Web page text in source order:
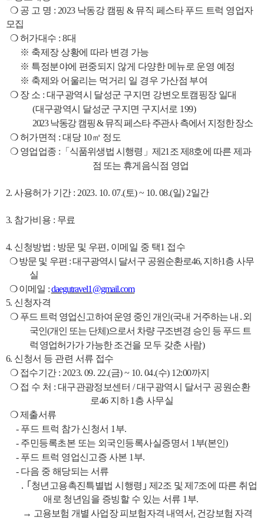
❍ 공 고 명 : 2023 낙동강 캠핑& 뮤직 페스타 푸드 트럭 영업자
모집
❍허가대수 : 8대
※ 축제장 상황에 따라 변경 가능
※ 특정분야에 편중되지 않게 다양한 메뉴로 운영 예정
※ 축제와 어울리는 먹거리 일 경우 가산점 부여
❍ 장 소 : 대구광역시 달성군 구지면 강변오토캠핑장 일대
(대구광역시 달성군 구지면 구지서로 199)
2023 낙동강 캠핑&뮤직 페스타 주관사 측에서 지정한 장소
❍허가면적 :대당 10㎡ 정도
❍ 영업업종 : 「 식품위생법 시행령 」 제 21 조 제8호에 따른 제과
점 또는 휴게음식점 영업
2.사용허가 기간 : 2023. 10. 07.(토) ~ 10. 08.(일) 2일간
3. 참가비용 : 무료
4. 신청방법 : 방문 및 우편 , 이메일 중 택1 접수
❍방문 및 우편 :대구광역시 달서구 공원순환로46, 지하1층 사무
실
❍이메일 :daegutravel1@gmail.com
5. 신청자격
❍ 푸드 트럭 영업신고하여 운영 중인 개인(국내 거주하는 내 ․외
국인(개인 또는 단체)으로서 차량 구조변경 승인 등 푸드 트
럭 영업허가가 가능한 조건을 모두 갖춘 사람)
6. 신청서 등 관련 서류 접수
❍ 접수기간 : 2023. 09. 22.(금) ~ 10. 04.(수) 12:00까지
❍ 접 수 처 : 대구관광정보센터 /대구광역시 달서구 공원순환
로46 지하1 층 사무실
❍제출서류
- 푸드 트럭 참가 신청서 1 부.
- 주민등록초본 또는 외국인등록사실증명서 1 부(본인)
- 푸드 트럭 영업신고증 사본 1 부.
- 다음 중 해당되는 서류
․ ｢ 청년고용촉진특별법 시행령 ｣ 제 2조 및 제 7조에 따른 취업
애로 청년임을 증빙할 수 있는 서류 1 부.
→ 고용보험 개별 사업장 피보험자격 내역서, 건강보험 자격